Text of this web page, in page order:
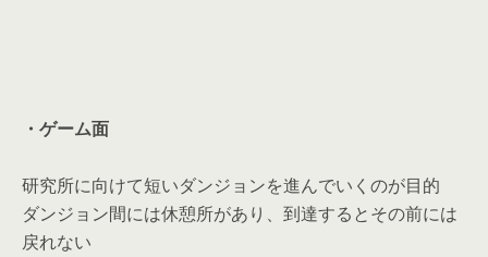
・ゲーム面
研究所に向けて短いダンジョンを進んでいくのが目的
ダンジョン間には休憩所があり、到達するとその前には
戻れない